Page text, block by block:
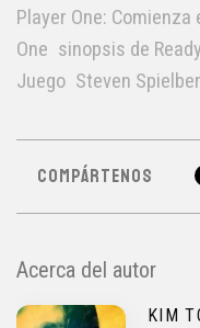
Player One: Comienza
One sinopsis de
Juego Steven
COMPÁRTENOS
Acerca del autor
KIM